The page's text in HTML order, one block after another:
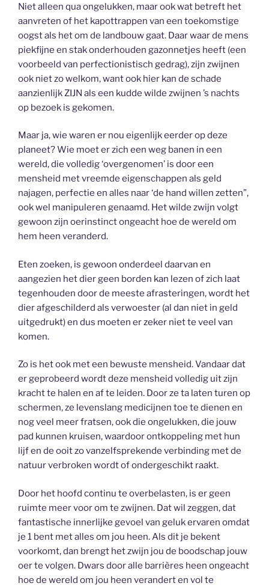
Niet alleen qua ongelukken, maar ook wat betreft het
aanvreten of het kapottrappen van een toekomstige
oogst als het om de landbouw gaat. Daar waar de mens
piekfijne en stak onderhouden gazonnetjes heeft (een
voorbeeld van perfectionistisch gedrag), zijn zwijnen
ook niet zo welkom, want ook hier kan de schade
aanzienlijk ZIJN als een kudde wilde zwijnen ’s nachts
op bezoek is gekomen.
Maar ja, wie waren er nou eigenlijk eerder op deze
planeet? Wie moet er zich een weg banen in een
wereld, die volledig ‘overgenomen’ is door een
mensheid met vreemde eigenschappen als geld
najagen, perfectie en alles naar ‘de hand willen zetten”,
ook wel manipuleren genaamd. Het wilde zwijn volgt
gewoon zijn oerinstinct ongeacht hoe de wereld om
hem heen veranderd.
Eten zoeken, is gewoon onderdeel daarvan en
aangezien het dier geen borden kan lezen of zich laat
tegenhouden door de meeste afrasteringen, wordt het
dier afgeschilderd als verwoester (al dan niet in geld
uitgedrukt) en dus moeten er zeker niet te veel van
komen.
Zo is het ook met een bewuste mensheid. Vandaar dat
er geprobeerd wordt deze mensheid volledig uit zijn
kracht te halen en af te leiden. Door ze ta laten turen op
schermen, ze levenslang medicijnen toe te dienen en
nog veel meer fratsen, ook die ongelukken, die jouw
pad kunnen kruisen, waardoor ontkoppeling met hun
lijf en de ooit zo vanzelfsprekende verbinding met de
natuur verbroken wordt of ondergeschikt raakt.
Door het hoofd continu te overbelasten, is er geen
ruimte meer voor om te zwijnen. Dat wil zeggen, dat
fantastische innerlijke gevoel van geluk ervaren omdat
je 1 bent met alles om jou heen. Als dit je bekent
voorkomt, dan brengt het zwijn jou de boodschap jouw
oer te volgen. Dwars door alle barrières heen ongeacht
hoe de wereld om jou heen verandert en vol te